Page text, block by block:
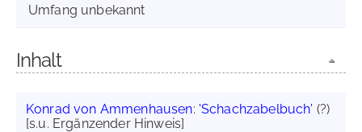
Umfang unbekannt
Inhalt
Konrad von Ammenhausen: 'Schachzabelbuch' (?)
[s.u. Ergänzender Hinweis]